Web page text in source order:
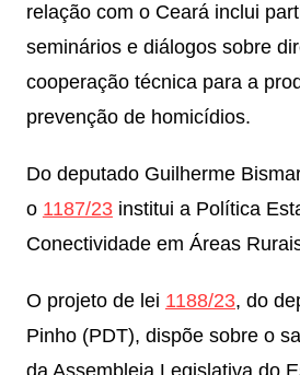
relação com o Ceará inclui
seminários e diálogos sobre
cooperação técnica para a
prevenção de homicídios.
Do deputado Guilherme
o 1187/23institui a Política
Conectividade em Áreas
O projeto de lei 1188/23, do
Pinho (PDT), dispõe sobre o